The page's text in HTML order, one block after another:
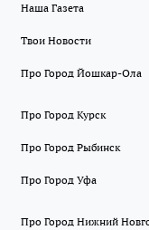
Наша Газета
Твои Новости
Про Город Йошкар-Ола
Про Город Курск
Про Город Рыбинск
Про Город Уфа
Про Город Нижний